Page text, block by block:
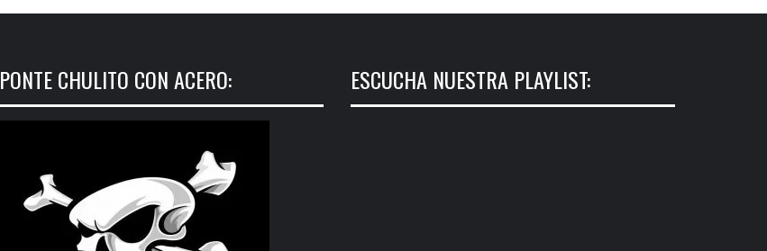
PONTE CHULITO CON ACERO: ESCUCHA NUESTRA PLAYLIST: